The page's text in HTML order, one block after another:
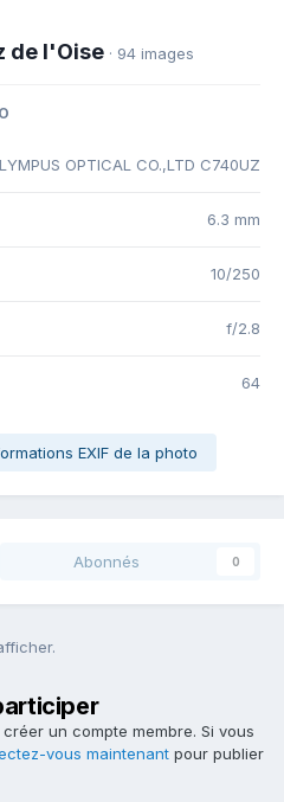
de l'Oise · 94 images
OPTICAL CO.,LTD C740UZ
6.3 mm
10/250
f/2.8
64
EXIF de la photo
Abonnés 0
un compte membre. Si vous
vous maintenant pour publier